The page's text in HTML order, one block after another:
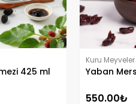
425 ml
Kuru Meyveler
Yaban
550.00₺